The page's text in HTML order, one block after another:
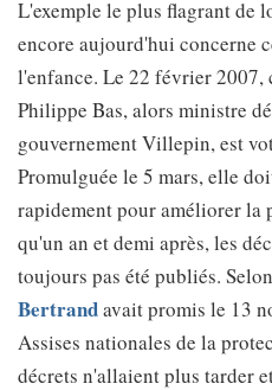
L'exemple le plus flagrant de
encore aujourd'hui concerne
l'enfance. Le 22 février 2007,
Philippe Bas, alors ministre
gouvernement Villepin, est
Promulguée le 5 mars, elle
rapidement pour améliorer la
qu'un an et demi après, les
toujours pas été publiés.
Bertrandavait promis le 13
Assises nationales de la
décrets n'allaient plus tarder